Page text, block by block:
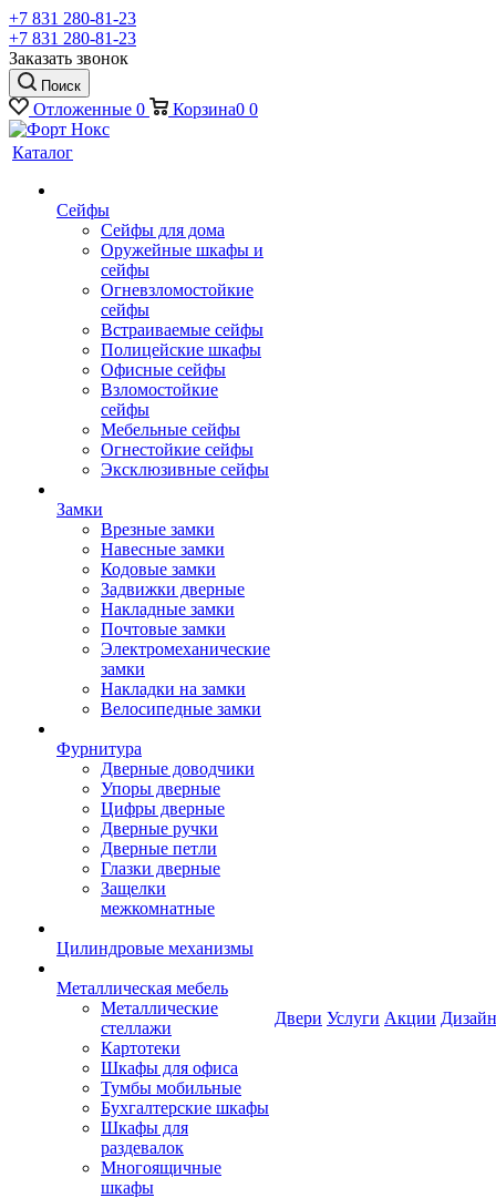
+7 831 280-81-23
+7 831 280-81-23
Заказать звонок
Поиск
Отложенные 0 Корзина0 0
Каталог
Сейфы
Сейфы для дома
Оружейные шкафы и
сейфы
Огневзломостойкие
сейфы
Встраиваемые сейфы
Полицейские шкафы
Офисные сейфы
Взломостойкие
сейфы
Мебельные сейфы
Огнестойкие сейфы
Эксклюзивные сейфы
Замки
Врезные замки
Навесные замки
Кодовые замки
Задвижки дверные
Накладные замки
Почтовые замки
Электромеханические
замки
Накладки на замки
Велосипедные замки
Фурнитура
Дверные доводчики
Упоры дверные
Цифры дверные
Дверные ручки
Дверные петли
Глазки дверные
Защелки
межкомнатные
Цилиндровые механизмы
Металлическая мебель
Металлические
стеллажи
Картотеки
Шкафы для офиса
Тумбы мобильные
Бухгалтерские шкафы
Шкафы для
раздевалок
Многоящичные
шкафы
Двери Услуги Акции